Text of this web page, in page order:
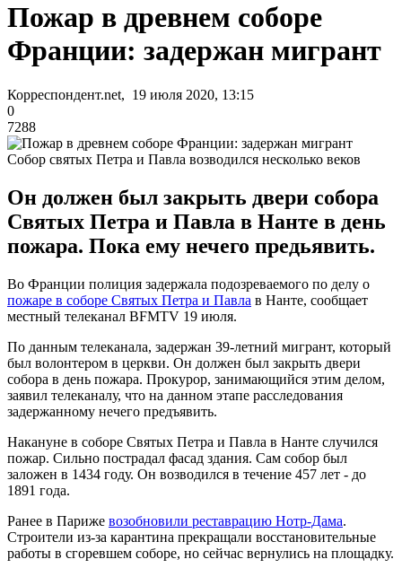
Пожар в древнем соборе
Франции: задержан мигрант
Корреспондент.net, 19 июля 2020, 13:15
0
7288
Собор святых Петра и Павла возводился несколько веков
Он должен был закрыть двери собора
Святых Петра и Павла в Нанте в день
пожара. Пока ему нечего предьявить.
Во Франции полиция задержала подозреваемого по делу о
пожаре в соборе Святых Петра и Павла в Нанте, сообщает
местный телеканал BFMTV 19 июля.
По данным телеканала, задержан 39-летний мигрант, который
был волонтером в церкви. Он должен был закрыть двери
собора в день пожара. Прокурор, занимающийся этим делом,
заявил телеканалу, что на данном этапе расследования
задержанному нечего предъявить.
Накануне в соборе Святых Петра и Павла в Нанте случился
пожар. Сильно пострадал фасад здания. Сам собор был
заложен в 1434 году. Он возводился в течение 457 лет - до
1891 года.
Ранее в Париже возобновили реставрацию Нотр-Дама.
Строители из-за карантина прекращали восстановительные
работы в сгоревшем соборе, но сейчас вернулись на площадку.